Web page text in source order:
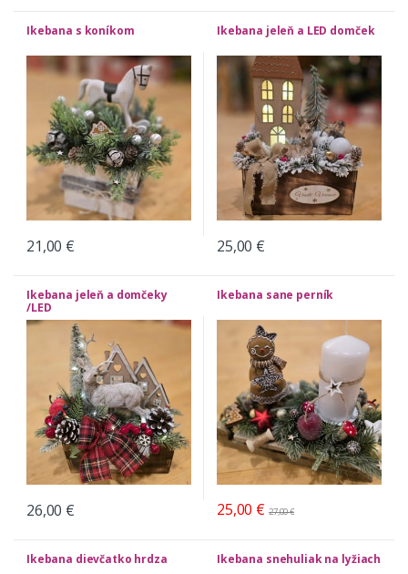
Ikebana s koníkom
21,00 €
Ikebana jeleň a LED domček
25,00 €
Ikebana jeleň a domčeky
/LED
26,00 €
Ikebana sane perník
25,00 € 27,00€
Ikebana dievčatko hrdza Ikebana snehuliak na lyžiach